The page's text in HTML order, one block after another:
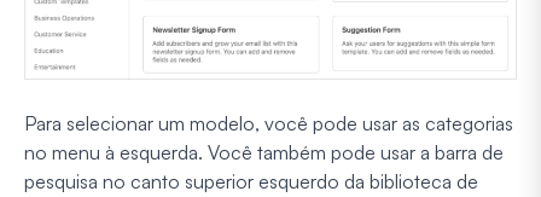
Para selecionar um modelo, você pode usar as categorias
no menu à esquerda. Você também pode usar a barra de
pesquisa no canto superior esquerdo da biblioteca de